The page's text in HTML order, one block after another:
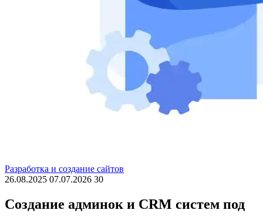
Разработка и создание сайтов
26.08.2025 07.07.2026 30
Создание админок и CRM систем под